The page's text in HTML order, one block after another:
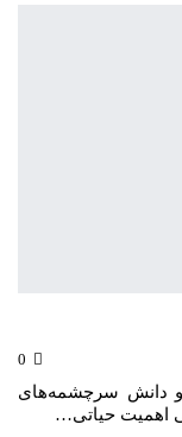
و دانش سرچشمه‌های
اهمیت حیاتی…